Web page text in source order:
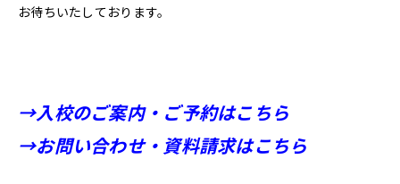
お待ちいたしております。
→入校のご案内・ご予約はこちら
→お問い合わせ・資料請求はこちら